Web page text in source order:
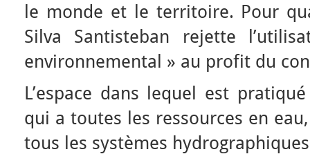
le monde et le territoire. Pour
Silva Santisteban rejette
environnemental » au profit du
L’espace dans lequel est
qui a toutes les ressources en eau,
tous les systèmes